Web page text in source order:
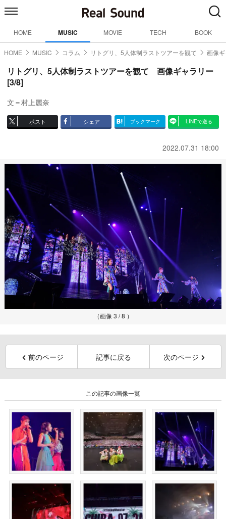
HOME MUSIC MOVIE TECH BOOK
HOME MUSIC コラム リトグリ、5人体制ラストツアーを観て 画像
リトグリ、5人体制ラストツアーを観て 画像ギャラリー
[3/8]
文＝村上麗奈
ポスト シェア ブックマーク LINEで送る
2022.07.31 18:00
（画像 3 / 8 ）
前のページ 記事に戻る 次のページ
この記事の画像一覧